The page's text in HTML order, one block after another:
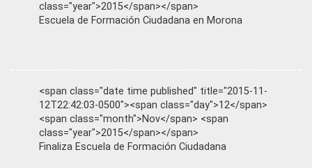
class="year">2015</span></span>
Escuela de Formación Ciudadana en Morona
<span class="date time published" title="2015-11-
12T22:42:03-0500"><span class="day">12</span>
<span class="month">Nov</span> <span
class="year">2015</span></span>
Finaliza Escuela de Formación Ciudadana